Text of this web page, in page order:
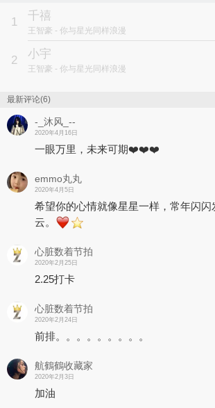
力的方向。
在感情的道路上，也许每个人都会遇到不顺，
铭心的感情经历。希望你们都能找到心中那个
人，也知道自己并不孤独，即使遇到任何的烦
支撑。
愿保持初心，活出新生代人的桀骜与朝气。
愿你与我的心，永不分离。
文/王智豪
01.《千禧（cover：徐秉龙）》
1 千禧
王智豪 - 你与星光同样浪漫
2 小宇
王智豪 - 你与星光同样浪漫
最新评论(6)
-_沐风_--
2020年4月16日
一眼万里，未来可期❤️❤️❤️
emmo丸丸
2020年4月5日
希望你的心情就像星星一样，常年闪
云。
心脏数着节拍
2020年2月25日
2.25打卡
心脏数着节拍
2020年2月24日
前排。。。。。。。。。
航鶴鶴收藏家
2020年2月3日
加油